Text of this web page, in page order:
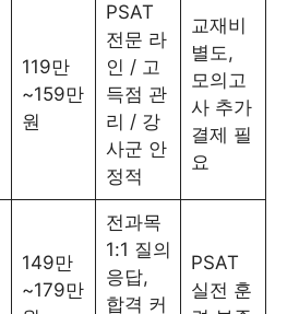
119만
~159만
원
PSAT
전문 라
인 / 고
득점 관
리 / 강
사군 안
정적
교재비
별도,
모의고
사 추가
결제 필
요
149만
~179만
전과목
1:1 질의
응답,
합격 커
PSAT
실전 훈